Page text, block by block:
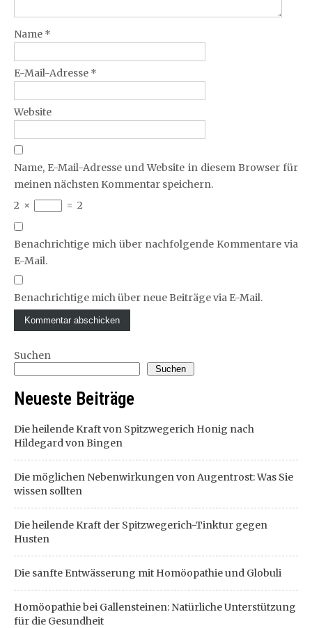
Name *
E-Mail-Adresse *
Website
Name, E-Mail-Adresse und Website in diesem Browser für
meinen nächsten Kommentar speichern.
2 × = 2
Benachrichtige mich über nachfolgende Kommentare via
E-Mail.
Benachrichtige mich über neue Beiträge via E-Mail.
Suchen
Suchen
Neueste Beiträge
Die heilende Kraft von Spitzwegerich Honig nach
Hildegard von Bingen
Die möglichen Nebenwirkungen von Augentrost: Was Sie
wissen sollten
Die heilende Kraft der Spitzwegerich-Tinktur gegen
Husten
Die sanfte Entwässerung mit Homöopathie und Globuli
Homöopathie bei Gallensteinen: Natürliche Unterstützung
für die Gesundheit